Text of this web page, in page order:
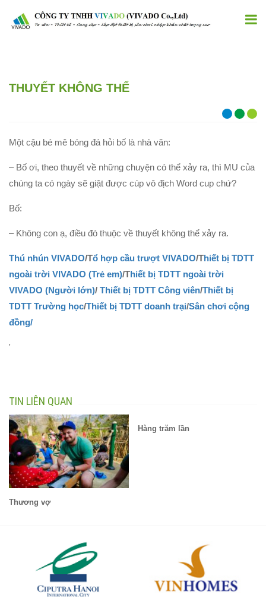
THUYẾT KHÔNG THỂ
Một cậu bé mê bóng đá hỏi bố là nhà văn:
– Bố ơi, theo thuyết về những chuyện có thể xảy ra, thì MU của
chúng ta có ngày sẽ giật được cúp vô địch Word cup chứ?
Bố:
– Không con ạ, điều đó thuộc về thuyết không thể xảy ra.
Thú nhún VIVADO/Tổ hợp cầu trượt VIVADO/Thiết bị TDTT
ngoài trời VIVADO (Trẻ em)/Thiết bị TDTT ngoài trời
VIVADO (Người lớn)/ Thiết bị TDTT Công viên/Thiết bị
TDTT Trường học/Thiết bị TDTT doanh trại/Sân chơi cộng
đồng/
'
TIN LIÊN QUAN
Thương vợ
Hàng trăm lần